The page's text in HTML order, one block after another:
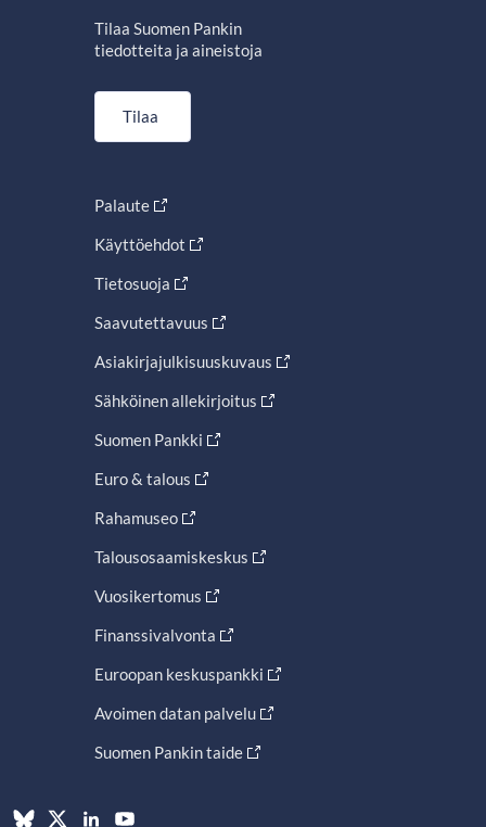
Tilaa Suomen Pankin
tiedotteita ja aineistoja
Tilaa
Palaute
Käyttöehdot
Tietosuoja
Saavutettavuus
Asiakirjajulkisuuskuvaus
Sähköinen allekirjoitus
Suomen Pankki
Euro & talous
Rahamuseo
Talousosaamiskeskus
Vuosikertomus
Finanssivalvonta
Euroopan keskuspankki
Avoimen datan palvelu
Suomen Pankin taide